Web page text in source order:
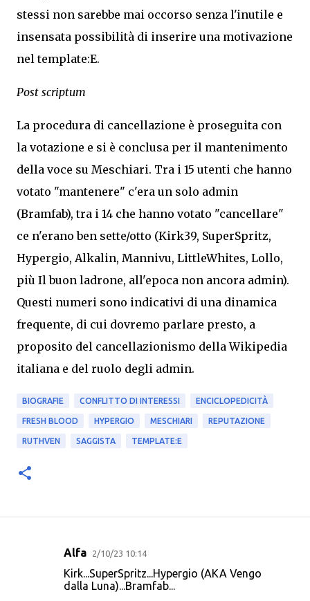
stessi non sarebbe mai occorso senza l'inutile e
insensata possibilità di inserire una motivazione
nel template:E.
Post scriptum
La procedura di cancellazione è proseguita con
la votazione e si è conclusa per il mantenimento
della voce su Meschiari. Tra i 15 utenti che hanno
votato "mantenere" c'era un solo admin
(Bramfab), tra i 14 che hanno votato "cancellare"
ce n'erano ben sette/otto (Kirk39, SuperSpritz,
Hypergio, Alkalin, Mannivu, LittleWhites, Lollo,
più Il buon ladrone, all'epoca non ancora admin).
Questi numeri sono indicativi di una dinamica
frequente, di cui dovremo parlare presto, a
proposito del cancellazionismo della Wikipedia
italiana e del ruolo degli admin.
BIOGRAFIE CONFLITTO DI INTERESSI ENCICLOPEDICITÀ
FRESH BLOOD HYPERGIO MESCHIARI REPUTAZIONE
RUTHVEN SAGGISTA TEMPLATE:E
Alfa 2/10/23 10:14
Kirk...SuperSpritz...Hypergio (AKA Vengo
dalla Luna)...Bramfab...